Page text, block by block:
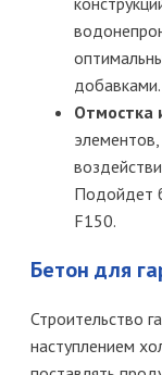
добавками.
Отмостка
Подойдет
F150.
Бетон для
Строительство
наступлением